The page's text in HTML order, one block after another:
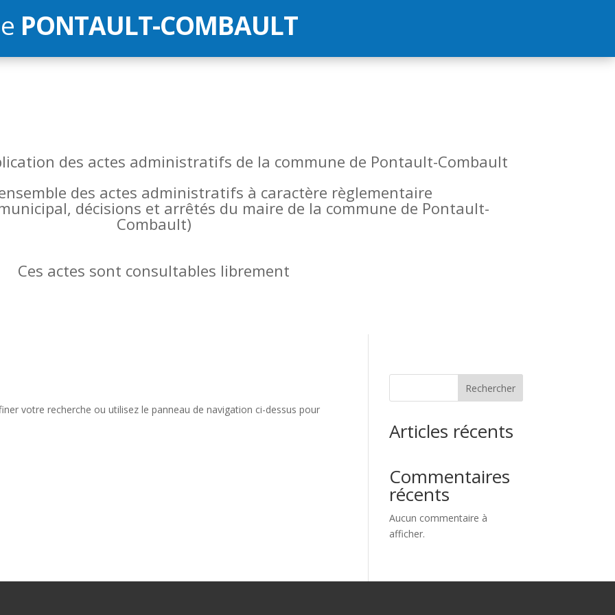
PONTAULT-COMBAULT
des actes administratifs de la commune de Pontault-Combault
des actes administratifs à caractère règlementaire
décisions et arrêtés du maire de la commune de Pontault-
Combault)
Ces actes sont consultables librement
votre recherche ou utilisez le panneau de navigation ci-dessus pour
Rechercher
Articles récents
Commentaires
récents
Aucun commentaire à
afficher.